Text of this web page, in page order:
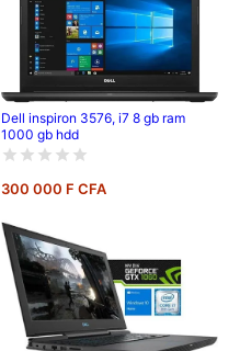
Dell inspiron 3576, i7 8 gb ram
1000 gb hdd
300 000 F CFA